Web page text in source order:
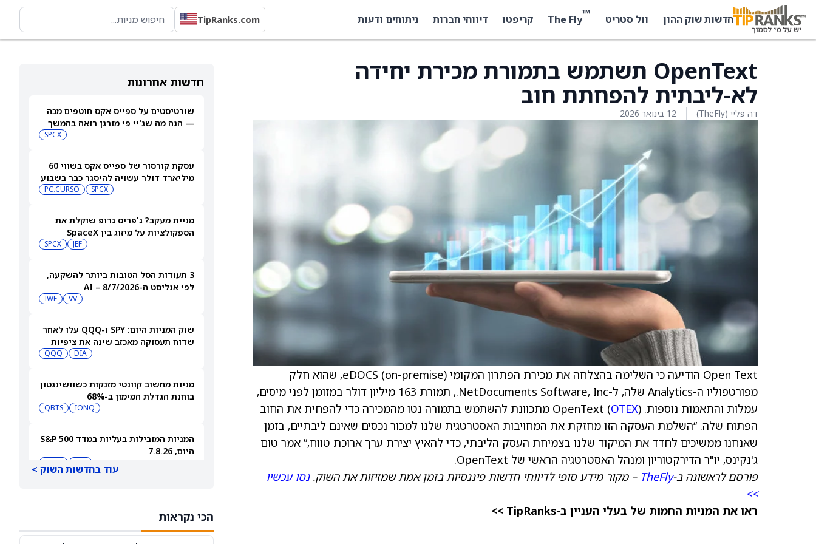
חדשות שוק ההון וול סטריט ™
The Fly קריפטו דיווחי חברות ניתוחים ודעות TipRanks.com
חדשות אחרונות
שורטיסטים על ספייס אקס חוטפים מכה
— הנה מה שג'יי פי מורגן רואה בהמשך
SPCX
עסקת קורסור של ספייס אקס בשווי 60
מיליארד דולר עשויה להיסגר כבר בשבוע
SPCX
PC:CURSO
מניית מעקב? ג'פריס גרופ שוקלת את
הספקולציות על מיזוג בין SpaceX
JEF
SPCX
3 תעודות הסל הטובות ביותר להשקעה,
לפי אנליסט ה-AI – 8/7/2026
VV
IWF
שוק המניות היום: SPY ו-QQQ עלו לאחר
שדוח תעסוקה מאכזב שינה את ציפיות
DIA
QQQ
מניות מחשוב קוונטי מזנקות כשוושינגטון
בוחנת הגדלת המימון ב-68%
IONQ
QBTS
המניות המובילות בעליות במדד S&P 500
היום, 7.8.26
(NASDAQ:PSKY) עלתה בכל זאת
עוד בחדשות השוק >
הכי נקראות
OpenText תשתמש בתמורת מכירת יחידה
לא-ליבתית להפחתת חוב
דה פליי (TheFly) 12 בינואר 2026
Open Text הודיעה כי השלימה בהצלחה את מכירת הפתרון המקומי (on-premise) eDOCS, שהוא חלק
מפורטפוליו ה-Analytics שלה, ל-NetDocuments Software, Inc., תמורת 163 מיליון דולר במזומן לפני מיסים,
עמלות והתאמות נוספות. OpenText ( OTEX
) מתכוונת להשתמש בתמורה נטו מהמכירה כדי להפחית את החוב
הפתוח שלה. “השלמת העסקה הזו מחזקת את המחויבות האסטרטגית שלנו למכור נכסים שאינם ליבתיים, בזמן
שאנחנו ממשיכים לחדד את המיקוד שלנו בצמיחת העסק הליבתי, כדי להאיץ יצירת ערך ארוכת טווח,” אמר טום
ג'נקינס, יו"ר הדירקטוריון ומנהל האסטרטגיה הראשי של OpenText.
פורסם לראשונה ב-TheFly – מקור מידע סופי לדיווחי חדשות פיננסיות בזמן אמת שמזיזות את השוק.נסו עכשיו
>>
ראו את המניות החמות של בעלי העניין ב-TipRanks >>